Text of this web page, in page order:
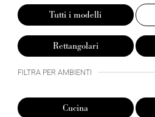
Tutti i modelli
Rettangolari
FILTRA PER AMBIENTI
Cucina